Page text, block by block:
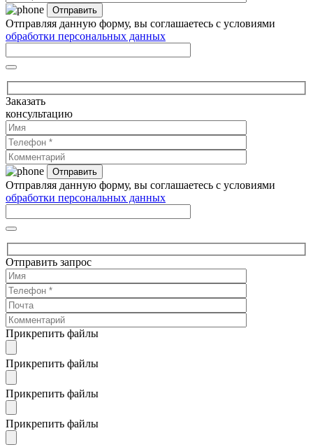
Отправляя данную форму, вы соглашаетесь с условиями
обработки персональных данных
Заказать
консультацию
Отправляя данную форму, вы соглашаетесь с условиями
обработки персональных данных
Отправить запрос
Прикрепить файлы
Прикрепить файлы
Прикрепить файлы
Прикрепить файлы